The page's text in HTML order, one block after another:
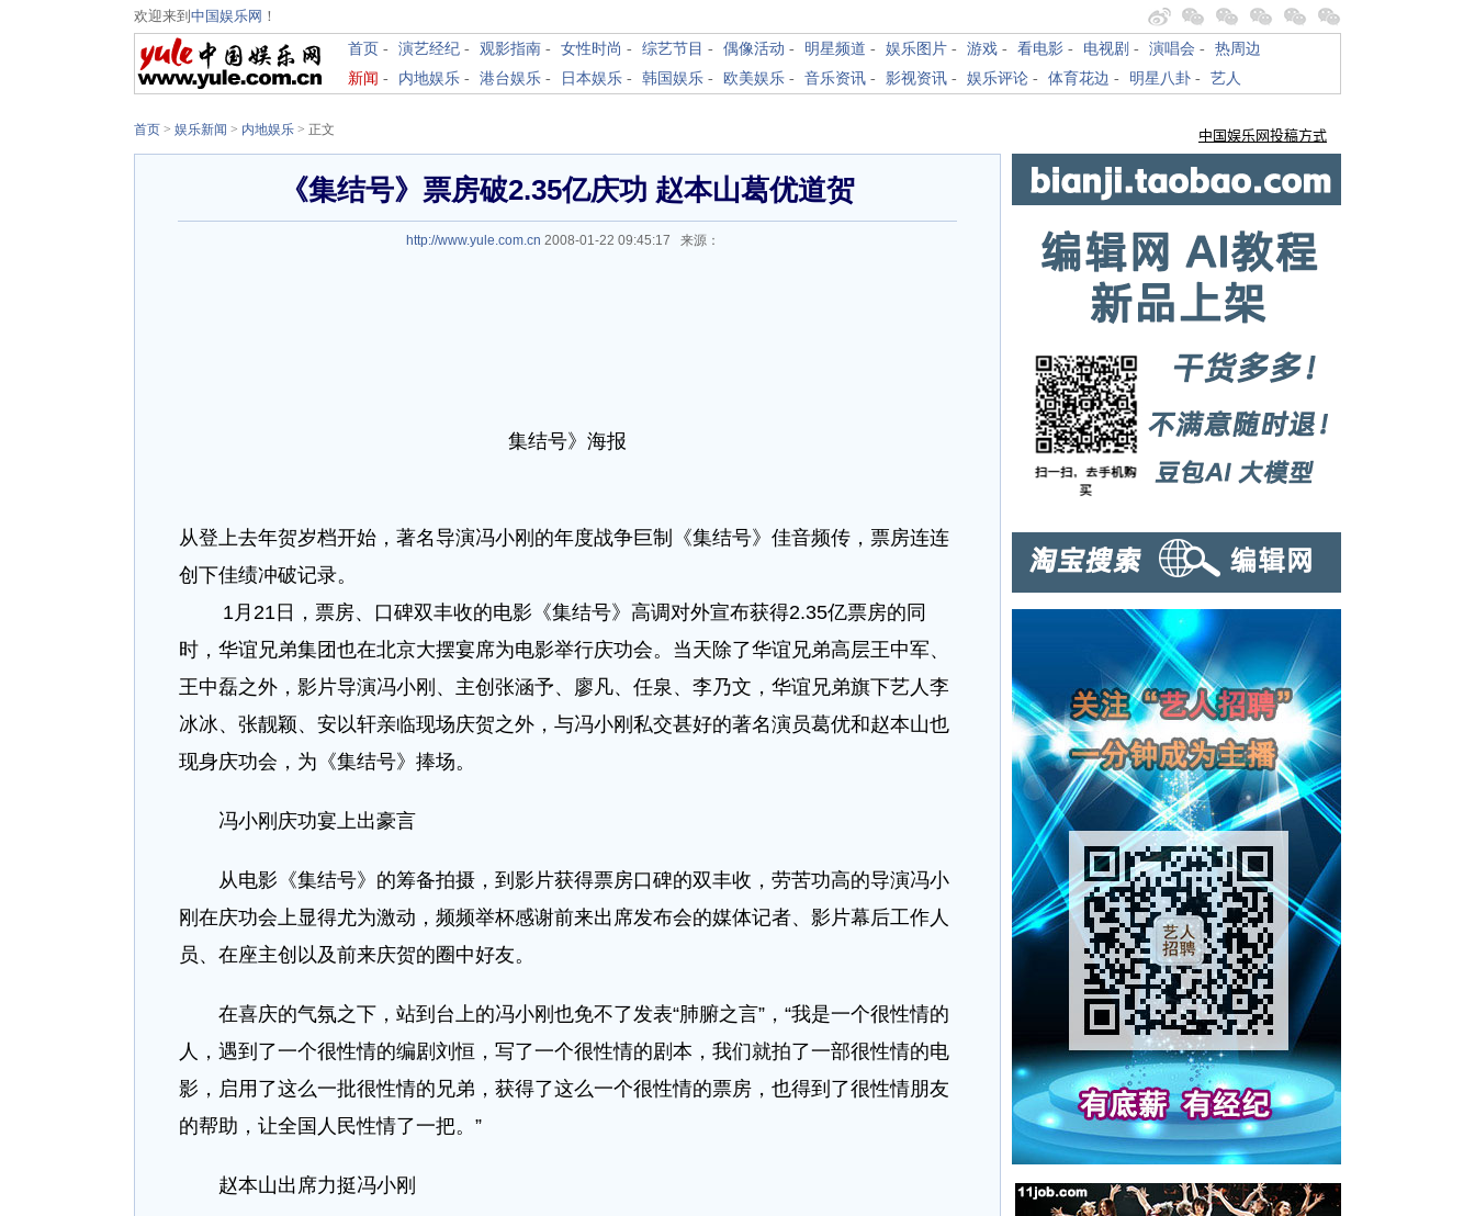
欢迎来到 中国娱乐网 ！
首页 - 演艺经纪 - 观影指南 - 女性时尚 - 综艺节目 - 偶像活动 - 明星频道 - 娱乐图片 - 游戏 - 看电影 - 电视剧 - 演唱会 - 热周边
新闻 - 内地娱乐 - 港台娱乐 - 日本娱乐 - 韩国娱乐 - 欧美娱乐 - 音乐资讯 - 影视资讯 - 娱乐评论 - 体育花边 - 明星八卦 - 艺人
首页 > 娱乐新闻 > 内地娱乐 > 正文
《集结号》票房破2.35亿庆功 赵本山葛优道贺
http://www.yule.com.cn 2008-01-22 09:45:17 来源：
集结号》海报
从登上去年贺岁档开始，著名导演冯小刚的年度战争巨制《集结号》佳音频传，票房连连
创下佳绩冲破记录。
1月21日，票房、口碑双丰收的电影《集结号》高调对外宣布获得2.35亿票房的同
时，华谊兄弟集团也在北京大摆宴席为电影举行庆功会。当天除了华谊兄弟高层王中军、
王中磊之外，影片导演冯小刚、主创张涵予、廖凡、任泉、李乃文，华谊兄弟旗下艺人李
冰冰、张靓颖、安以轩亲临现场庆贺之外，与冯小刚私交甚好的著名演员葛优和赵本山也
现身庆功会，为《集结号》捧场。
冯小刚庆功宴上出豪言
从电影《集结号》的筹备拍摄，到影片获得票房口碑的双丰收，劳苦功高的导演冯小
刚在庆功会上显得尤为激动，频频举杯感谢前来出席发布会的媒体记者、影片幕后工作人
员、在座主创以及前来庆贺的圈中好友。
在喜庆的气氛之下，站到台上的冯小刚也免不了发表“肺腑之言”，“我是一个很性情的
人，遇到了一个很性情的编剧刘恒，写了一个很性情的剧本，我们就拍了一部很性情的电
影，启用了这么一批很性情的兄弟，获得了这么一个很性情的票房，也得到了很性情朋友
的帮助，让全国人民性情了一把。”
赵本山出席力挺冯小刚